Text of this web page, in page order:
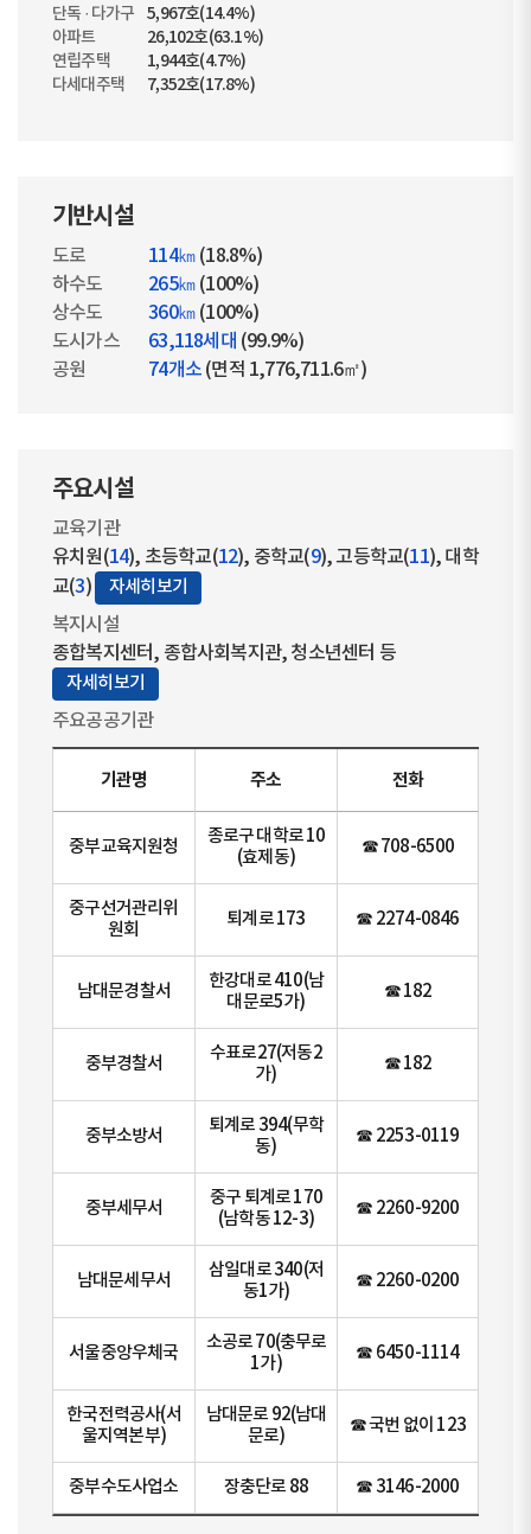
단독 · 다가구
5,967호(14.4%)
아파트
26,102호(63.1%)
연립주택
1,944호(4.7%)
다세대주택
7,352호(17.8%)
기반시설
도로 114㎞ (18.8%)
하수도
265㎞ (100%)
상수도
360㎞ (100%)
도시가스
63,118세대 (99.9%)
공원
74개소 (면적 1,776,711.6㎡)
주요시설
교육기관
유치원(14), 초등학교(12), 중학교(9), 고등학교(11), 대학
교(3) 자세히보기
복지시설
종합복지센터, 종합사회복지관, 청소년센터 등
자세히보기
주요공공기관
기관명 주소 전화
중부교육지원청
종로구 대학로 10
(효제동)
☎ 708-6500
중구선거관리위
원회
퇴계로 173 ☎ 2274-0846
남대문경찰서
한강대로 410(남
대문로5가)
☎ 182
중부경찰서
수표로27(저동2
가)
☎ 182
중부소방서
퇴계로 394(무학
동)
☎ 2253-0119
중부세무서
중구 퇴계로 170
(남학동 12-3)
☎ 2260-9200
남대문세무서
삼일대로 340(저
동1가)
☎ 2260-0200
서울중앙우체국
소공로 70(충무로
1가)
☎ 6450-1114
한국전력공사(서
울지역본부)
남대문로 92(남대
문로)
☎ 국번 없이 123
중부수도사업소 장충단로 88 ☎ 3146-2000